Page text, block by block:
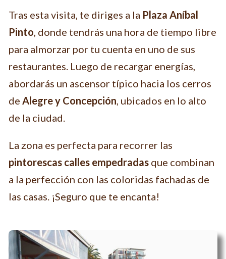
Tras esta visita, te diriges a la Plaza Aníbal
Pinto, donde tendrás una hora de tiempo libre
para almorzar por tu cuenta en uno de sus
restaurantes. Luego de recargar energías,
abordarás un ascensor típico hacia los cerros
de Alegre y Concepción, ubicados en lo alto
de la ciudad.
La zona es perfecta para recorrer las
pintorescas calles empedradas que combinan
a la perfección con las coloridas fachadas de
las casas. ¡Seguro que te encanta!